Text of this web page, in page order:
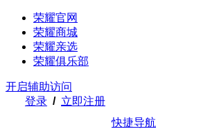
荣耀官网
荣耀商城
荣耀亲选
荣耀俱乐部
开启辅助访问
登录 / 立即注册
快捷导航